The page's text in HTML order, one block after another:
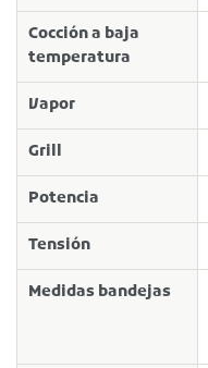
Cocción a baja
temperatura
Vapor
Grill
Potencia
Tensión
Medidas bandejas